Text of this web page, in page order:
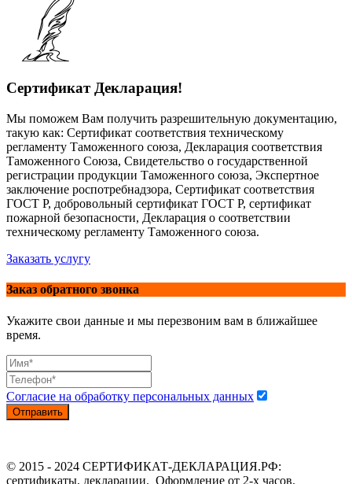
Сертификат Декларация!
Мы поможем Вам получить разрешительную документацию,
такую как: Сертификат соответствия техническому
регламенту Таможенного союза, Декларация соответствия
Таможенного Союза, Свидетельство о государственной
регистрации продукции Таможенного союза, Экспертное
заключение роспотребнадзора, Сертификат соответствия
ГОСТ Р, добровольный сертификат ГОСТ Р, сертификат
пожарной безопасности, Декларация о соответствии
техническому регламенту Таможенного союза.
Заказать услугу
Заказ обратного звонка
Укажите свои данные и мы перезвоним вам в ближайшее
время.
Согласие на обработку персональных данных
Отправить
© 2015 - 2024 СЕРТИФИКАТ-ДЕКЛАРАЦИЯ.РФ:
сертификаты, декларации. Оформление от 2-х часов.